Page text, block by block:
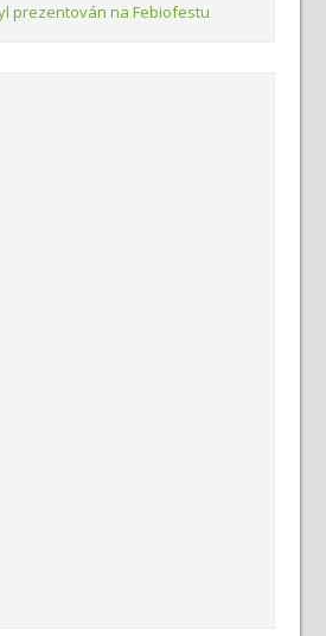
prezentován na Febiofestu